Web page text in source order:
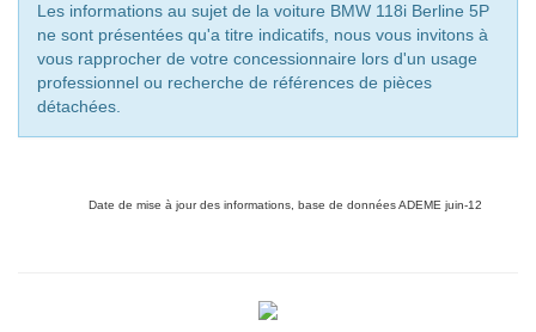
Les informations au sujet de la voiture BMW 118i Berline 5P
ne sont présentées qu'a titre indicatifs, nous vous invitons à
vous rapprocher de votre concessionnaire lors d'un usage
professionnel ou recherche de références de pièces
détachées.
Date de mise à jour des informations, base de données ADEME juin-12